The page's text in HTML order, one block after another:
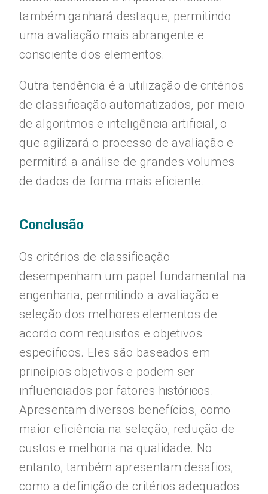
também ganhará destaque, permitindo
uma avaliação mais abrangente e
consciente dos elementos.
Outra tendência é a utilização de critérios
de classificação automatizados, por meio
de algoritmos e inteligência artificial, o
que agilizará o processo de avaliação e
permitirá a análise de grandes volumes
de dados de forma mais eficiente.
Conclusão
Os critérios de classificação
desempenham um papel fundamental na
engenharia, permitindo a avaliação e
seleção dos melhores elementos de
acordo com requisitos e objetivos
específicos. Eles são baseados em
princípios objetivos e podem ser
influenciados por fatores históricos.
Apresentam diversos benefícios, como
maior eficiência na seleção, redução de
custos e melhoria na qualidade. No
entanto, também apresentam desafios,
como a definição de critérios adequados